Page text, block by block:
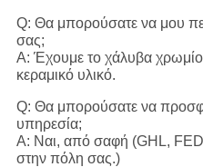
Q: Θα μπορούσατε να μου
σας;
Α: Έχουμε το χάλυβα
κεραμικό υλικό.
Q: Θα μπορούσατε να
υπηρεσία;
Α: Ναι, από σαφή (GHL,
στην πόλη σας.)